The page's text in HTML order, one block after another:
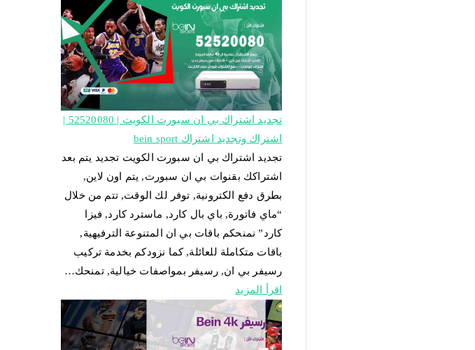
تجديد اشتراك بي ان سبورت الكويت | 52520080 |
اشتراك وتجديد اشتراك bein sport
تجديد اشتراك بي ان سبورت الكويت تجديد يتم بعد
اشتراكك بقنوات بي ان سبورت, يتم اون لاين,
بطرق دفع الكترونية, توفر لك الوقت, تتم من خلال
“ماي فاتورة, باي بال كارد, ماسترد كارد, فيزا
كارد” نمنحكم باقات بي ان المتنوعة الترفيهية,
باقات متكاملة للعائلة, كما نزودكم بخدمة تركيب
رسيفر بي ان, رسيفر بمواصفات خيالية, تمنحك…
اقرأ المزيد